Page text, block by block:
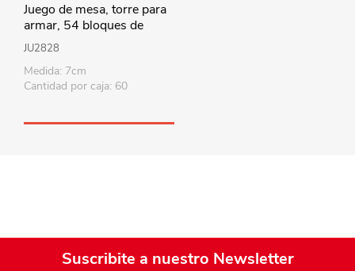
Juego de mesa, torre para
armar, 54 bloques de
madera y 4 dados, en caja
JU2828
Medida: 7cm
Cantidad por caja: 60
Suscribite a nuestro Newsletter